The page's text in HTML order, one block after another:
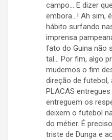
campo… E dizer
embora…! Ah sim,
hábito surfando
imprensa
fato do Guina não
tal… Por fim, algo
mudemos o fim
direção de futebol,
PLACAS
entreguem os
deixem o futebol
do métier. É
triste de Dunga e